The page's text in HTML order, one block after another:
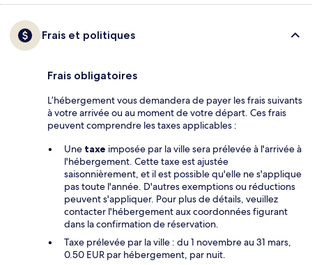
Frais et politiques
Frais obligatoires
L’hébergement vous demandera de payer les frais suivants
à votre arrivée ou au moment de votre départ. Ces frais
peuvent comprendre les taxes applicables :
Une taxe imposée par la ville sera prélevée à l'arrivée à
l'hébergement. Cette taxe est ajustée
saisonnièrement, et il est possible qu'elle ne s'applique
pas toute l'année. D'autres exemptions ou réductions
peuvent s'appliquer. Pour plus de détails, veuillez
contacter l'hébergement aux coordonnées figurant
dans la confirmation de réservation.
Taxe prélevée par la ville : du 1 novembre au 31 mars,
0.50 EUR par hébergement, par nuit.